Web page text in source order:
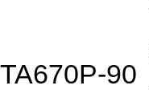
TA670P-90